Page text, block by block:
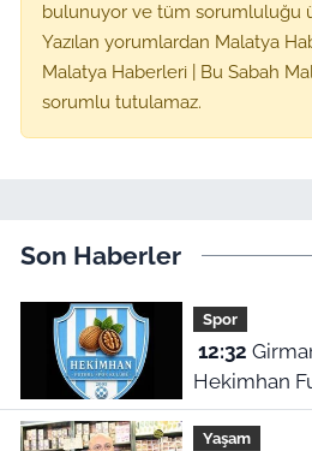
bulunuyor ve tüm sorumluluğu
Yazılan yorumlardan Malatya
Malatya Haberleri | Bu Sabah
sorumlu tutulamaz.
Son Haberler
Spor
12:32
Hekimhan
geliyor
Yaşam